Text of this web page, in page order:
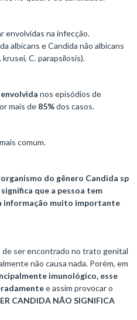
envolvidas na infecção.
albicans e Candida não albicans
C. parapsilosis).
nos episódios de
mais de 85%dos casos.
comum.
do gênero Candida sp
que a pessoa tem
informação muito importante
de ser encontrado no trato genital
não causa nada. Porém, em
imunológico, esse
e assim provocar o
CANDIDA NÃO SIGNIFICA